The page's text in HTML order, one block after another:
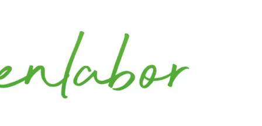
Building Week in Stuttgart erstmals ihr neues
des nachhaltigen Bauens“, erklärt DGNB
„Wir wollen also die Themen